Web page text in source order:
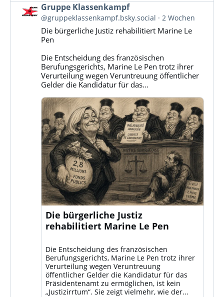
Beitrag
von
Gruppe
Klassenkampf
Bluesky
ansehen
Gruppe Klassenkampf
@gruppeklassenkampf.bsky.social 2 Wochen
Die bürgerliche Justiz rehabilitiert Marine Le
Pen
Die Entscheidung des französischen
Berufungsgerichts, Marine Le Pen trotz ihrer
Verurteilung wegen Veruntreuung öffentlicher
Gelder die Kandidatur für das...
Die bürgerliche Justiz
rehabilitiert Marine Le Pen
Die Entscheidung des französischen
Berufungsgerichts, Marine Le Pen trotz ihrer
Verurteilung wegen Veruntreuung
öffentlicher Gelder die Kandidatur für das
Präsidentenamt zu ermöglichen, ist kein
„Justizirrtum“. Sie zeigt vielmehr, wie der...